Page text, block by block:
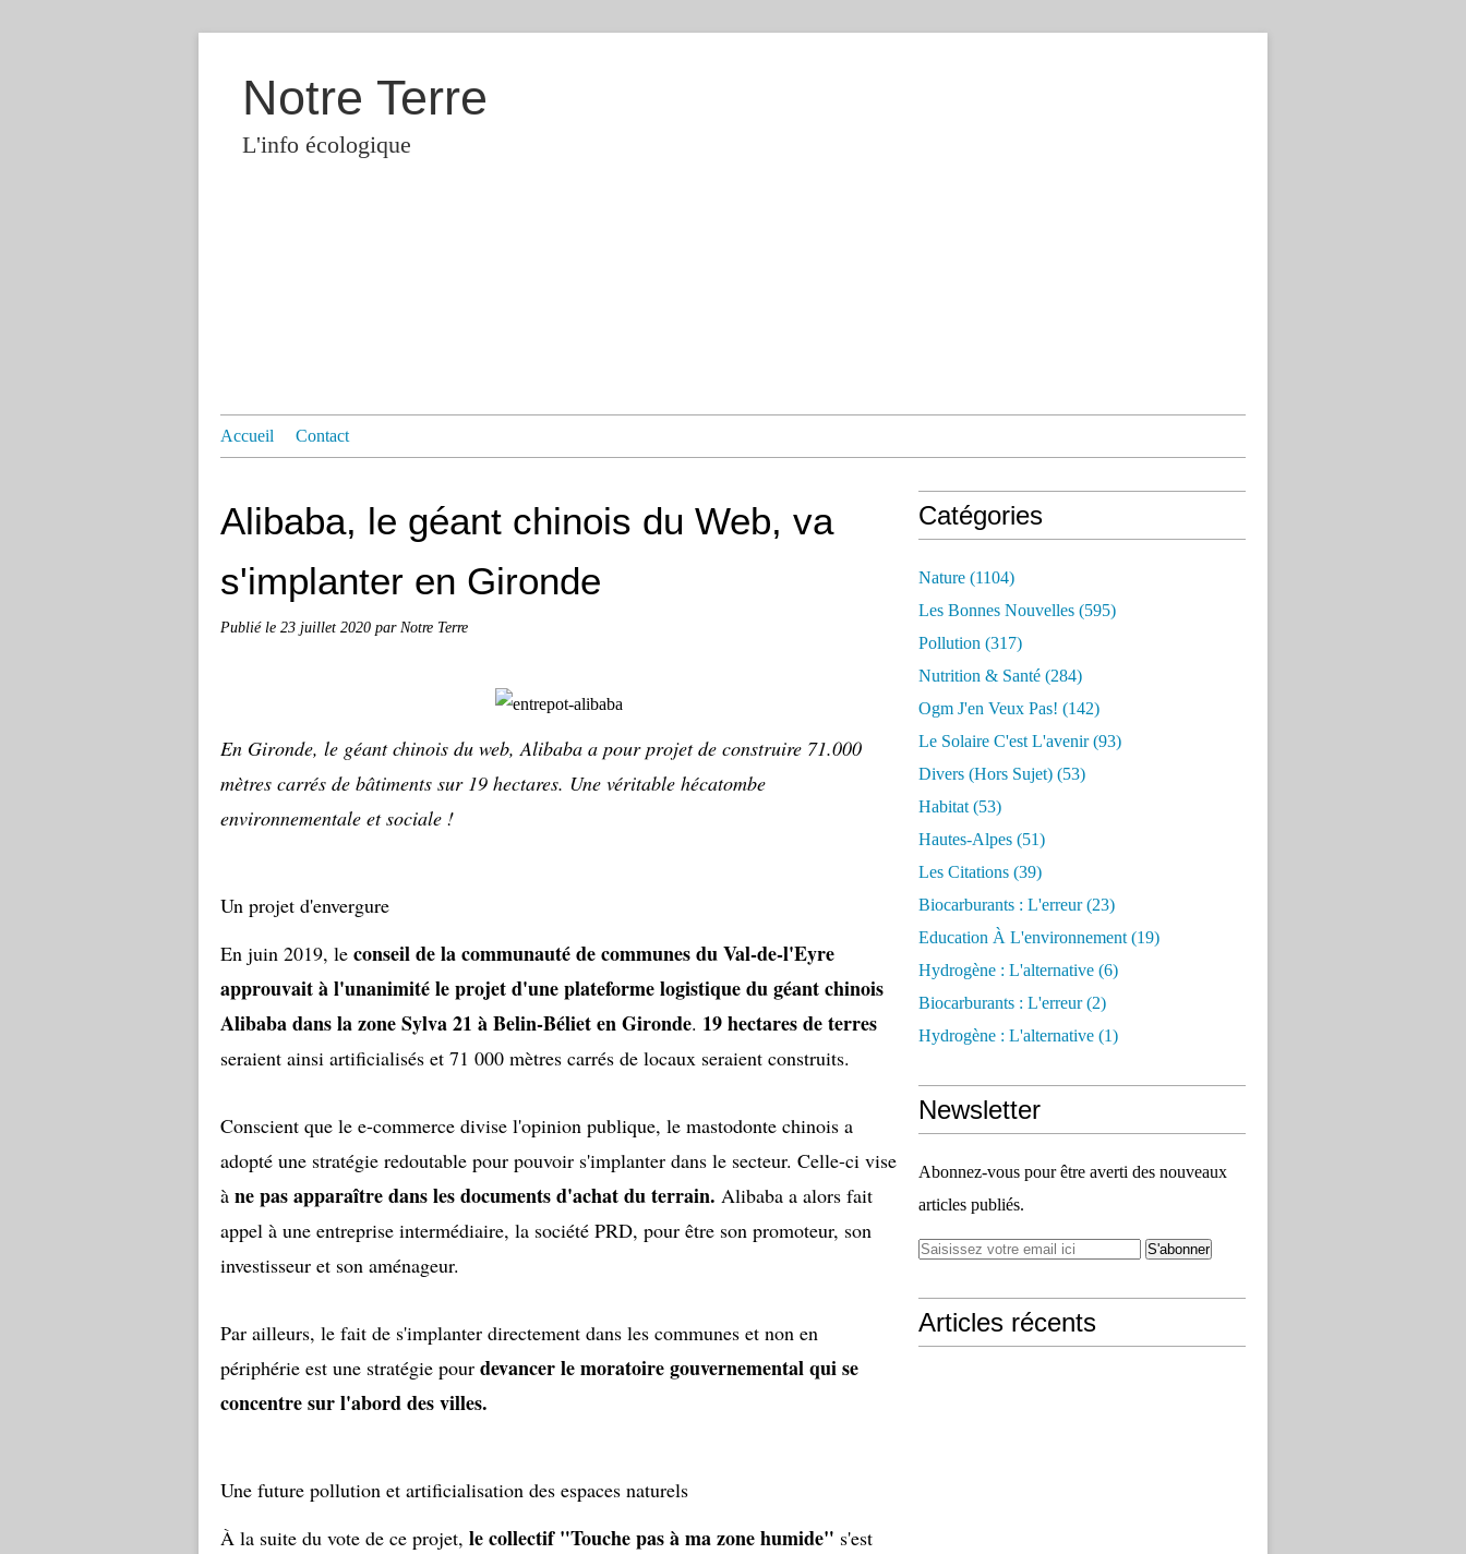
Notre Terre
L'info écologique
Accueil Contact
Alibaba, le géant chinois du Web, va
s'implanter en Gironde
Publié le 23 juillet 2020 par Notre Terre
En Gironde, le géant chinois du web, Alibaba a pour projet de construire 71.000
mètres carrés de bâtiments sur 19 hectares. Une véritable hécatombe
environnementale et sociale !
Un projet d'envergure
En juin 2019, le conseil de la communauté de communes du Val-de-l'Eyre
approuvait à l'unanimité le projet d'une plateforme logistique du géant chinois
Alibaba dans la zone Sylva 21 à Belin-Béliet en Gironde. 19 hectares de terres
seraient ainsi artificialisés et 71 000 mètres carrés de locaux seraient construits.
Conscient que le e-commerce divise l'opinion publique, le mastodonte chinois a
adopté une stratégie redoutable pour pouvoir s'implanter dans le secteur. Celle-ci vise
à ne pas apparaître dans les documents d'achat du terrain. Alibaba a alors fait
appel à une entreprise intermédiaire, la société PRD, pour être son promoteur, son
investisseur et son aménageur.
Par ailleurs, le fait de s'implanter directement dans les communes et non en
périphérie est une stratégie pour devancer le moratoire gouvernemental qui se
concentre sur l'abord des villes.
Une future pollution et artificialisation des espaces naturels
À la suite du vote de ce projet, le collectif "Touche pas à ma zone humide" s'est
Catégories
Nature (1104)
Les Bonnes Nouvelles (595)
Pollution (317)
Nutrition & Santé (284)
Ogm J'en Veux Pas! (142)
Le Solaire C'est L'avenir(93)
Divers (hors Sujet) (53)
Habitat (53)
Hautes-Alpes (51)
Les Citations (39)
Biocarburants : L'erreur(23)
Education À L'environnement (19)
Hydrogène : L'alternative (6)
Biocarburants : L'erreur(2)
Hydrogène : L'alternative (1)
Newsletter
Abonnez-vous pour être averti des nouveaux
articles publiés.
Articles récents